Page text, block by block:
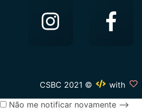
CSBC 2021 © with
Não me notificar novamente -->